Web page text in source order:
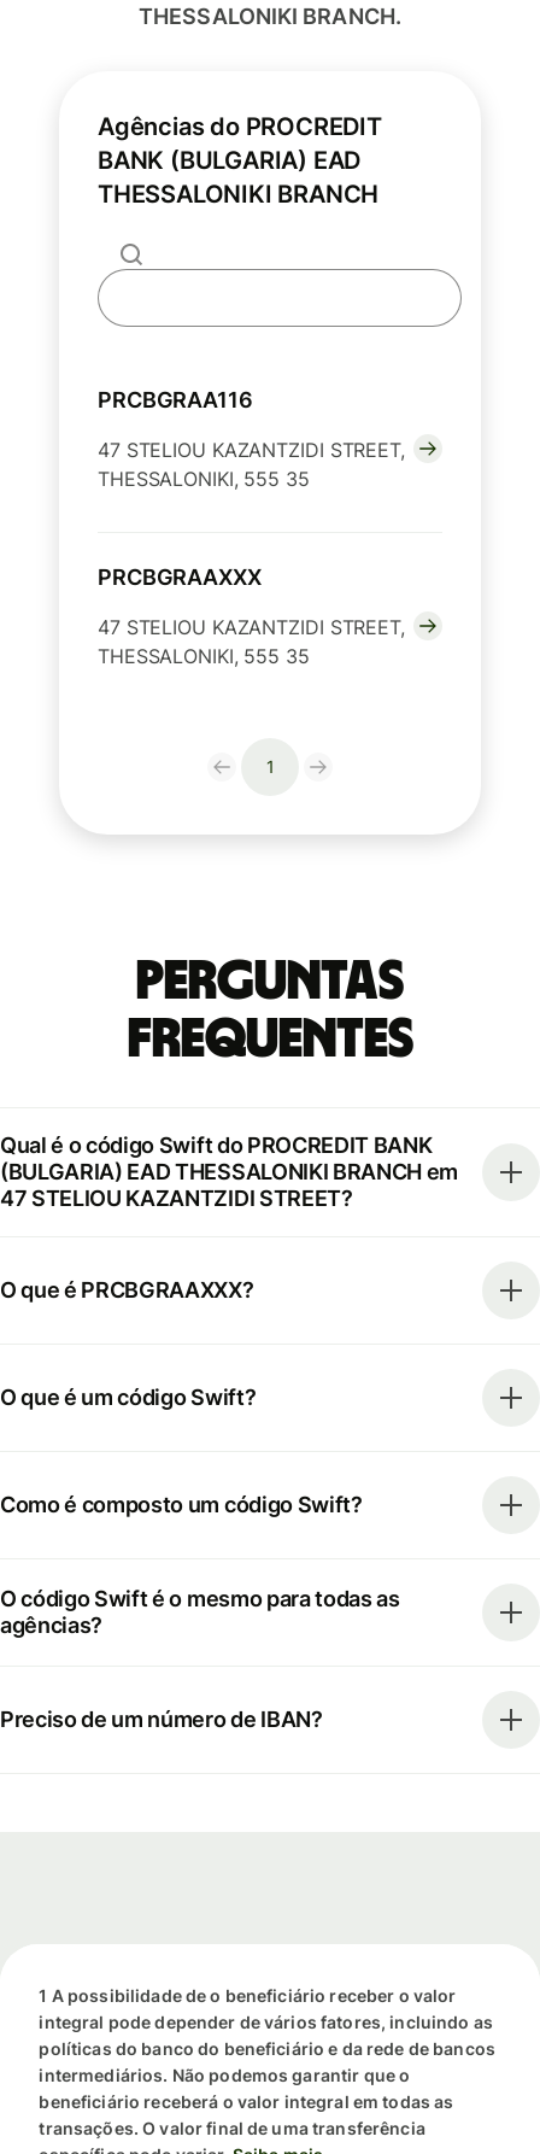
THESSALONIKI BRANCH.
Agências do PROCREDIT
BANK (BULGARIA) EAD
THESSALONIKI BRANCH
PRCBGRAA116
47 STELIOU KAZANTZIDI STREET,
THESSALONIKI, 555 35
PRCBGRAAXXX
47 STELIOU KAZANTZIDI STREET,
THESSALONIKI, 555 35
1
Perguntas
frequentes
Qual é o código Swift do PROCREDIT BANK
(BULGARIA) EAD THESSALONIKI BRANCH em
47 STELIOU KAZANTZIDI STREET?
O que é PRCBGRAAXXX?
O que é um código Swift?
Como é composto um código Swift?
O código Swift é o mesmo para todas as
agências?
Preciso de um número de IBAN?
1 A possibilidade de o beneficiário receber o valor
integral pode depender de vários fatores, incluindo as
políticas do banco do beneficiário e da rede de bancos
intermediários. Não podemos garantir que o
beneficiário receberá o valor integral em todas as
transações. O valor final de uma transferência